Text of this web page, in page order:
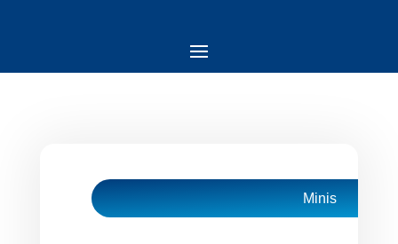
Minis